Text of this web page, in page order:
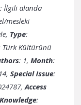
: İlgili alanda
mesleki
Type:
Türk Kültürünü
: 1, Month:
Special Issue:
Access
: